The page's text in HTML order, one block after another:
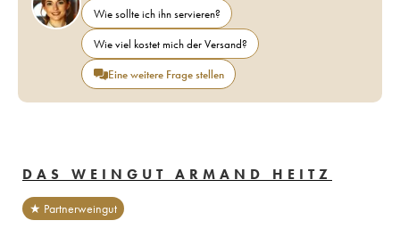
Wie sollte ich ihn servieren?
Wie viel kostet mich der Versand?
Eine weitere Frage stellen
DAS WEINGUT ARMAND HEITZ
★ Partnerweingut